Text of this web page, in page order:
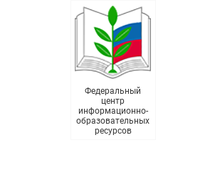
Федеральный
центр
информационно-
образовательных
ресурсов